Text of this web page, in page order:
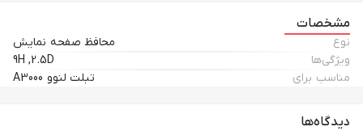
مشخصات
نوع
محافظ صفحه نمایش
ویژگی‌ها
9H ,2.5D
مناسب برای
تبلت لنوو A3000
دیدگاه‌ها